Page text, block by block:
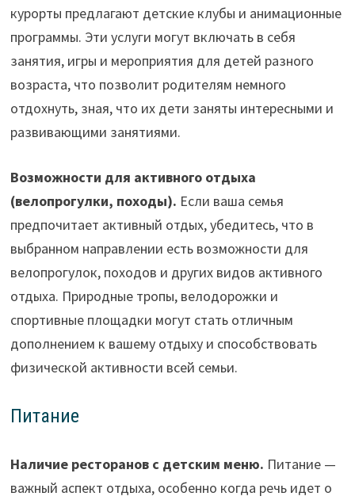
курорты предлагают детские клубы и анимационные
программы. Эти услуги могут включать в себя
занятия, игры и мероприятия для детей разного
возраста, что позволит родителям немного
отдохнуть, зная, что их дети заняты интересными и
развивающими занятиями.
Возможности для активного отдыха
(велопрогулки, походы). Если ваша семья
предпочитает активный отдых, убедитесь, что в
выбранном направлении есть возможности для
велопрогулок, походов и других видов активного
отдыха. Природные тропы, велодорожки и
спортивные площадки могут стать отличным
дополнением к вашему отдыху и способствовать
физической активности всей семьи.
Питание
Наличие ресторанов с детским меню. Питание —
важный аспект отдыха, особенно когда речь идет о